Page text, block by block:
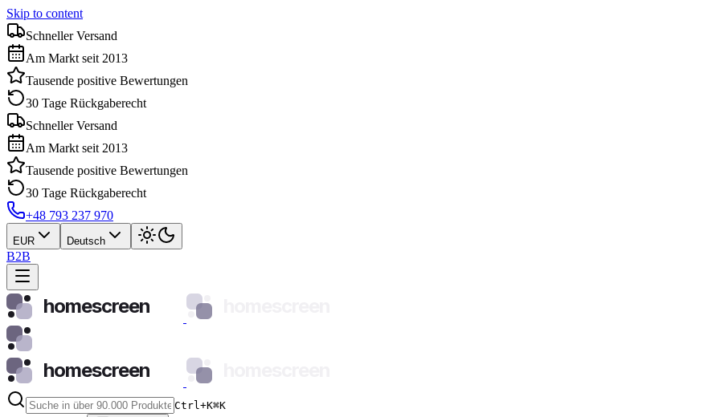
Skip to content
Schneller Versand
Am Markt seit 2013
Tausende positive Bewertungen
30 Tage Rückgaberecht
Schneller Versand
Am Markt seit 2013
Tausende positive Bewertungen
30 Tage Rückgaberecht
+48 793 237 970
EUR Deutsch
B2B
homescreen
homescreen
Ctrl+K⌘K